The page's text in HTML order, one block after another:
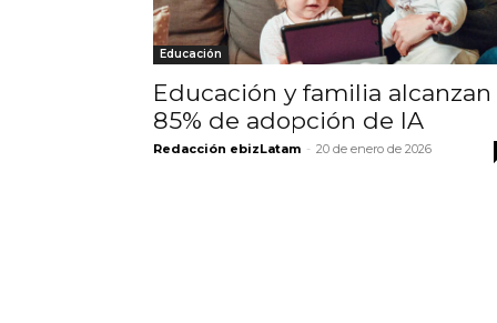
Educación
Educación y familia alcanzan
85% de adopción de IA
Redacción ebizLatam - 20 de enero de 2026